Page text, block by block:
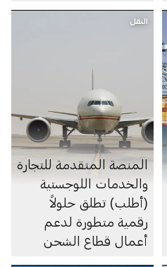
النقل
المنصة المتقدمة للتجارة
والخدمات اللوجستية
(أطلب) تطلق حلولاً
رقمية متطورة لدعم
أعمال قطاع الشحن